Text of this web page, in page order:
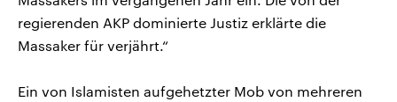
regierenden AKP dominierte Justiz erklärte die
Massaker für verjährt.“
Ein von Islamisten aufgehetzter Mob von mehreren